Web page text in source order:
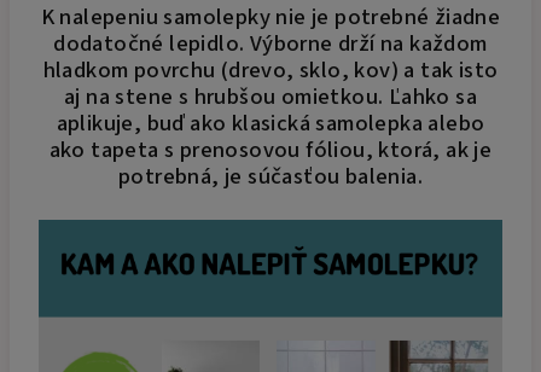
K nalepeniu samolepky nie je potrebné žiadne
dodatočné lepidlo. Výborne drží na každom
hladkom povrchu (drevo, sklo, kov) a tak isto
aj na stene s hrubšou omietkou. Ľahko sa
aplikuje, buď ako klasická samolepka alebo
ako tapeta s prenosovou fóliou, ktorá, ak je
potrebná, je súčasťou balenia.